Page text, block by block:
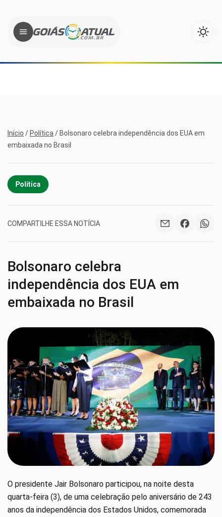
Início / Política / Bolsonaro celebra independência dos EUA em
embaixada no Brasil
Política
COMPARTILHE ESSA NOTÍCIA
Bolsonaro celebra
independência dos EUA em
embaixada no Brasil
O presidente Jair Bolsonaro participou, na noite desta
quarta-feira (3), de uma celebração pelo aniversário de 243
anos da independência dos Estados Unidos, comemorada